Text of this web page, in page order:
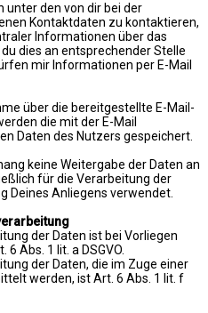
unter den von dir bei der
Kontaktdaten zu kontaktieren,
Informationen über das
dies an entsprechender Stelle
mir Informationen per E-Mail
über die bereitgestellte E-Mail-
die mit der E-Mail
Daten des Nutzers gespeichert.
keine Weitergabe der Daten an
für die Verarbeitung der
Deines Anliegens verwendet.
der Daten ist bei Vorliegen
Abs. 1 lit. a DSGVO.
der Daten, die im Zuge einer
werden, ist Art. 6 Abs. 1 lit. f